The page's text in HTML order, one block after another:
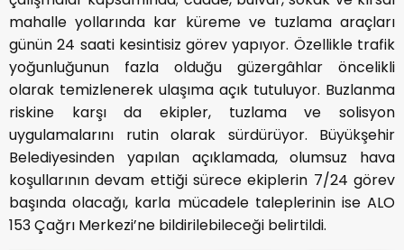
mahalle yollarında kar küreme ve tuzlama araçları
günün 24 saati kesintisiz görev yapıyor. Özellikle trafik
yoğunluğunun fazla olduğu güzergâhlar öncelikli
olarak temizlenerek ulaşıma açık tutuluyor. Buzlanma
riskine karşı da ekipler, tuzlama ve solisyon
uygulamalarını rutin olarak sürdürüyor. Büyükşehir
Belediyesinden yapılan açıklamada, olumsuz hava
koşullarının devam ettiği sürece ekiplerin 7/24 görev
başında olacağı, karla mücadele taleplerinin ise ALO
153 Çağrı Merkezi’ne bildirilebileceği belirtildi.